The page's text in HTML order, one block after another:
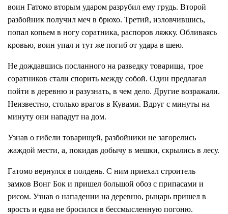
воин Гатомо вторым ударом разрубил ему грудь. Второй
разбойник получил меч в брюхо. Третий, изловчившись,
попал копьем в ногу соратника, распоров ляжку. Обливаясь
кровью, воин упал и тут же погиб от удара в шею.
Не дождавшись посланного на разведку товарища, трое
соратников стали спорить между собой. Один предлагал
пойти в деревню и разузнать, в чем дело. Другие возражали.
Неизвестно, столько врагов в Кувами. Вдруг с минуты на
минуту они нападут на дом.
Узнав о гибели товарищей, разбойники не загорелись
жаждой мести, а, покидав добычу в мешки, скрылись в лесу.
Гатомо вернулся в полдень. С ним приехал строитель
замков Вонг Бок и пришел большой обоз с припасами и
рисом. Узнав о нападении на деревню, рыцарь пришел в
ярость и едва не бросился в бессмысленную погоню.